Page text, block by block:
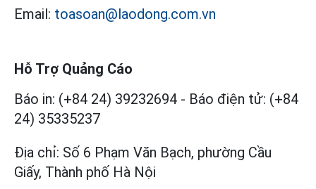
Email: toasoan@laodong.com.vn
Hỗ Trợ Quảng Cáo
Báo in: (+84 24) 39232694 - Báo điện tử: (+84
24) 35335237
Địa chỉ: Số 6 Phạm Văn Bạch, phường Cầu
Giấy, Thành phố Hà Nội